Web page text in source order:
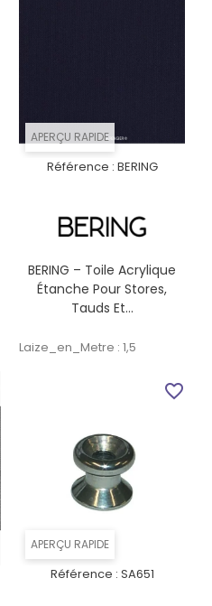
APERÇU RAPIDE
Référence : BERING
BERING – Toile Acrylique
Étanche Pour Stores,
Tauds Et...
Laize_en_Metre : 1,5
APERÇU RAPIDE
Référence : SA651
favorite_border